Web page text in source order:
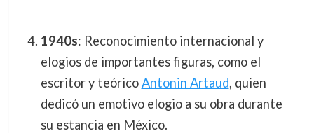
1940s: Reconocimiento internacional y
elogios de importantes figuras, como el
escritor y teóricoAntonin Artaud, quien
dedicó un emotivo elogio a su obra durante
su estancia en México.